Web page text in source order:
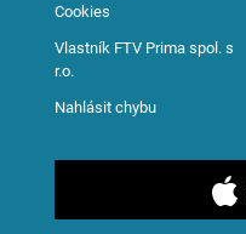
Cookies
Vlastník FTV Prima spol. s
r.o.
Nahlásit chybu